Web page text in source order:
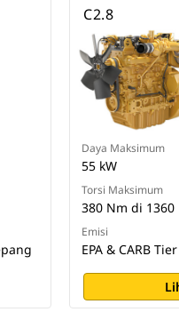
C2.8
Daya Maksimum
55 kW
Torsi Maksimum
380 Nm di
Emisi
EPA & CARB